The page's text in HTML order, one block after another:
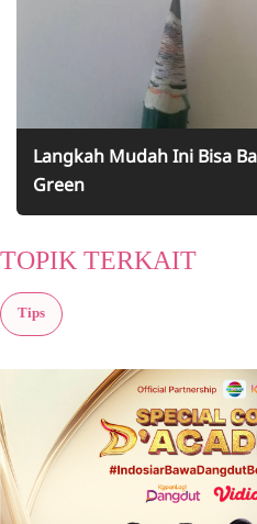
Langkah Mudah Ini Bisa
Green
TOPIK TERKAIT
Tips